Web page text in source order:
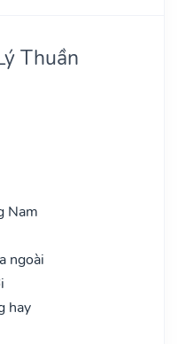
Thuần
Nam
ngoài
hay